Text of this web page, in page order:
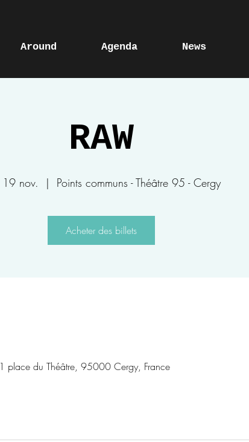
Around Agenda News
RAW
nov.
  |
Points communs - Théâtre 95 - Cergy
Acheter des billets
place du Théâtre, 95000 Cergy, France